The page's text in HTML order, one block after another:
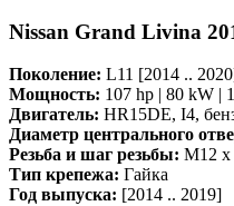
Nissan Grand Livina
Поколение: L11 [2014 ..
Мощность: 107 hp | 80 kW |
Двигатель: HR15DE, I4,
Диаметр центрального
Резьба и шаг резьбы: M12 x
Тип крепежа: Гайка
Год выпуска: [2014 .. 2019]